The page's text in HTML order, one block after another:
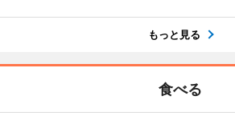
もっと見る
食べる